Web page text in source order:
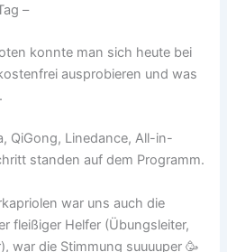
–
konnte man sich heute bei
ausprobieren und was
QiGong, Linedance, All-in-
standen auf dem Programm.
war uns auch die
fleißiger Helfer (Übungsleiter,
war die Stimmung suuuuper 🥳